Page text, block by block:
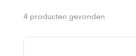
4 producten gevonden